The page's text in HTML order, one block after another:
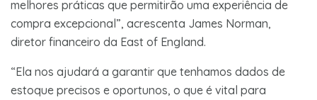
melhores práticas que permitirão uma experiência de
compra excepcional”, acrescenta James Norman,
diretor financeiro da East of England.
“Ela nos ajudará a garantir que tenhamos dados de
estoque precisos e oportunos, o que é vital para